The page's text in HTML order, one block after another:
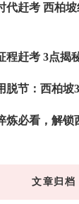
代赶考 西柏
程赶考 3点揭
脱节：西柏坡
炼必看，解锁
文章归档